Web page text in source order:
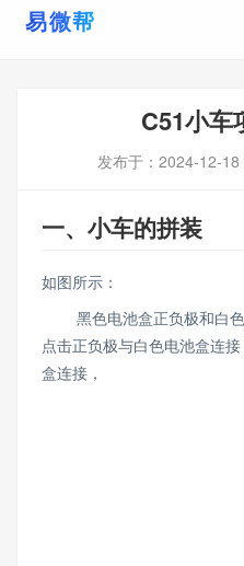
C51小车
发布于： 2024-12-18
一、小车的拼装
如图所示：
黑色电池盒正负极和白色
点击正负极与白色电池盒连
盒连接，